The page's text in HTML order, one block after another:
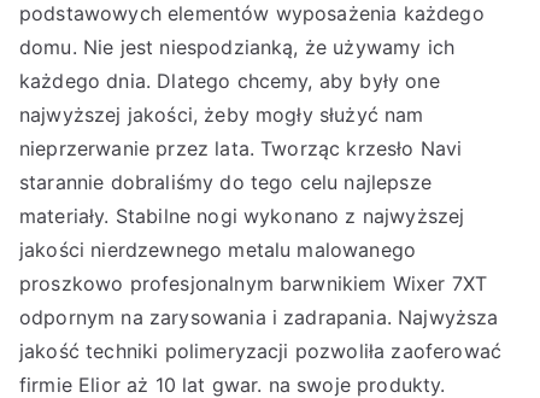
podstawowych elementów wyposażenia każdego
domu. Nie jest niespodzianką, że używamy ich
każdego dnia. Dlatego chcemy, aby były one
najwyższej jakości, żeby mogły służyć nam
nieprzerwanie przez lata. Tworząc krzesło Navi
starannie dobraliśmy do tego celu najlepsze
materiały. Stabilne nogi wykonano z najwyższej
jakości nierdzewnego metalu malowanego
proszkowo profesjonalnym barwnikiem Wixer 7XT
odpornym na zarysowania i zadrapania. Najwyższa
jakość techniki polimeryzacji pozwoliła zaoferować
firmie Elior aż 10 lat gwar. na swoje produkty.